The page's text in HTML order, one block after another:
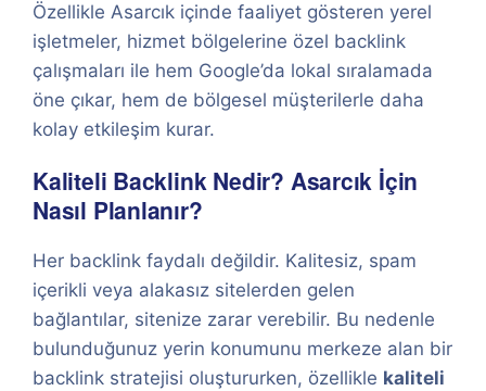
Özellikle Asarcık içinde faaliyet gösteren yerel
işletmeler, hizmet bölgelerine özel backlink
çalışmaları ile hem Google’da lokal sıralamada
öne çıkar, hem de bölgesel müşterilerle daha
kolay etkileşim kurar.
Kaliteli Backlink Nedir? Asarcık İçin
Nasıl Planlanır?
Her backlink faydalı değildir. Kalitesiz, spam
içerikli veya alakasız sitelerden gelen
bağlantılar, sitenize zarar verebilir. Bu nedenle
bulunduğunuz yerin konumunu merkeze alan bir
backlink stratejisi oluştururken, özellikle kaliteli